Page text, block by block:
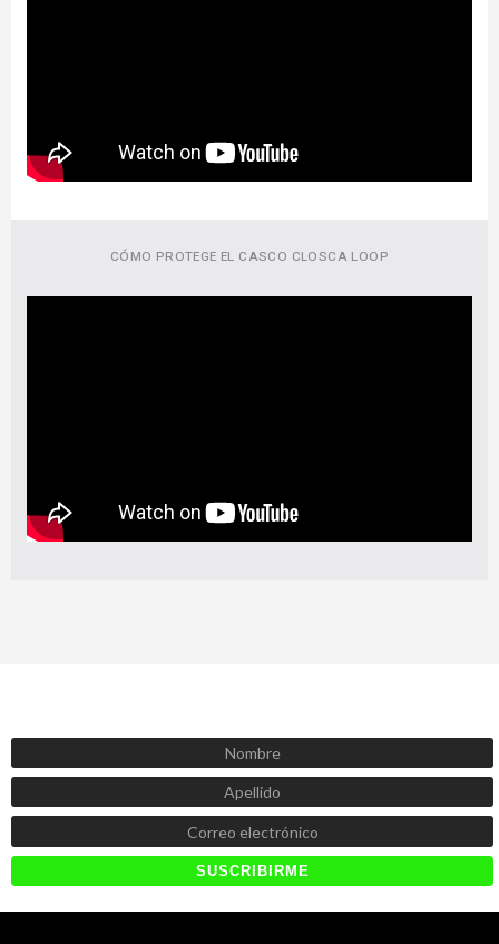
CÓMO PROTEGE EL CASCO CLOSCA LOOP